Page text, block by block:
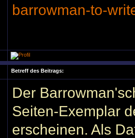
barrowman-to-
Betreff des Beitrags:
Der
Seiten-Exemplar
erscheinen. Als